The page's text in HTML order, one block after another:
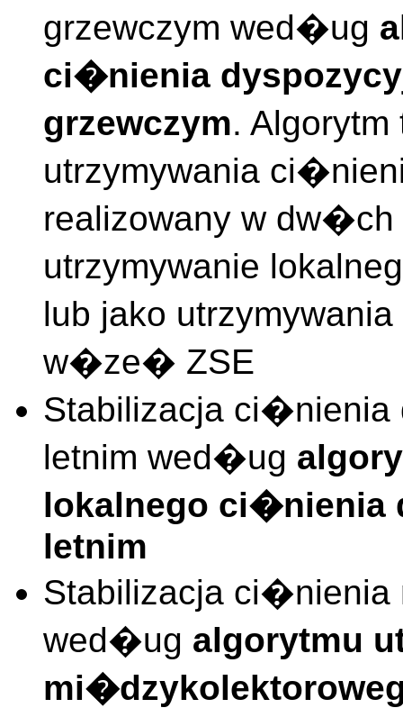
grzewczym wed�ug
ci�nienia
grzewczym.
utrzymywania
realizowany w dw�ch
utrzymywanie
lub jako
w�ze� ZSE
Stabilizacja ci�nienia
letnim wed�ug
lokalnego ci�nienia
letnim
Stabilizacja
wed�ug algorytmu